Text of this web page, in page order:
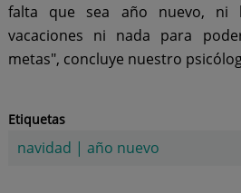
falta que sea año nuevo, ni
vacaciones ni nada para
metas", concluye nuestro
Etiquetas
navidad | año nuevo